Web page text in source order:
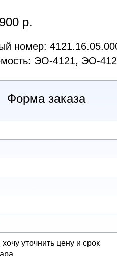
р.
номер:
ЭО-4121, ЭО-
Форма заказа